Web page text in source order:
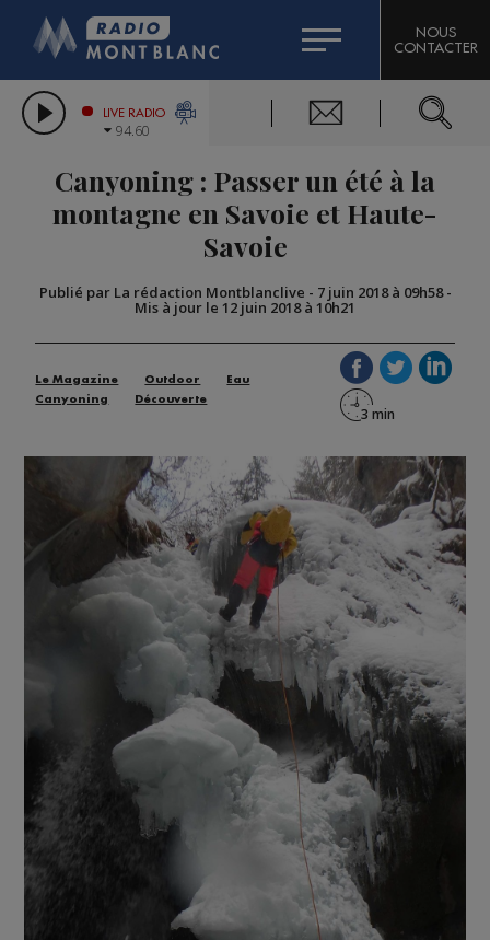
LES CHRONIQUES DE L'EXPERT
CITIZEN MACHINERY
GRAND MASSIF DOMAINES SKIABLES
BIGARD
COMPAGNIE DU MONT-BLANC
NOUS
CONTACTER
LIVE RADIO
94.60
Canyoning : Passer un été à la
montagne en Savoie et Haute-
Savoie
Publié par La rédaction Montblanclive - 7 juin 2018 à 09h58-
Mis à jour le 12 juin 2018 à 10h21
Le Magazine Outdoor
Eau
Canyoning
Découverte